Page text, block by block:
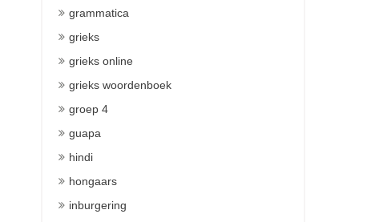
grammatica
grieks
grieks online
grieks woordenboek
groep 4
guapa
hindi
hongaars
inburgering